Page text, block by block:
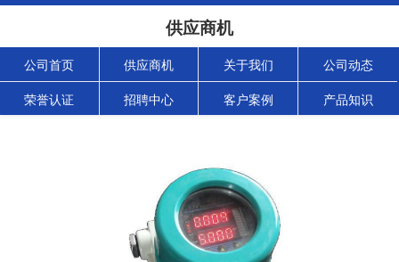
供应商机
公司首页 供应商机 关于我们 公司动态
荣誉认证 招聘中心 客户案例 产品知识